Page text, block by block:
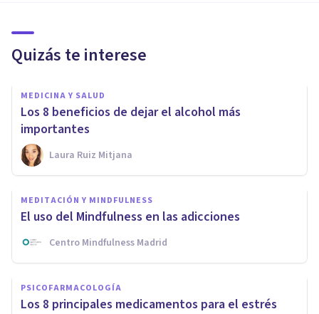
Quizás te interese
MEDICINA Y SALUD
Los 8 beneficios de dejar el alcohol más
importantes
Laura Ruiz Mitjana
MEDITACIÓN Y MINDFULNESS
El uso del Mindfulness en las adicciones
Centro Mindfulness Madrid
PSICOFARMACOLOGÍA
Los 8 principales medicamentos para el estrés